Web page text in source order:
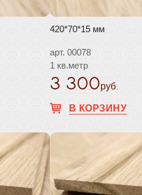
420*70*15 мм
арт. 00078
1 кв.метр
3 300руб.
В КОРЗИНУ